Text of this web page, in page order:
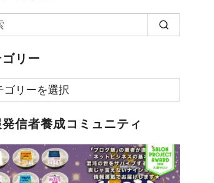
リー
信者養成コミュニティ